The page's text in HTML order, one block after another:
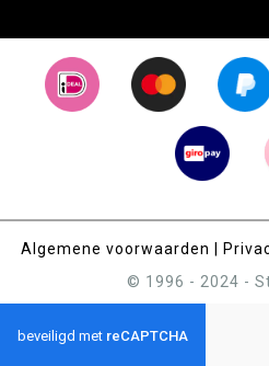
Algemene voorwaarden
© 1996 - 2024 -